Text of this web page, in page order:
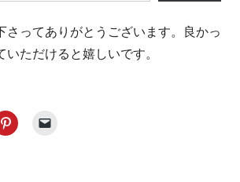
す
さってありがとうございます。良かっ
ただけると嬉しいです。